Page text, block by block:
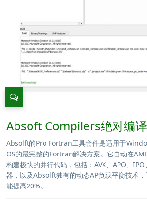
Absoft Compilers绝对编
Absolft的Pro Fortran工具套件是适用于
OS的最完整的Fortran解决方案。它自动在
构建极快的并行代码，包括：AVX、APO、
器，以及Absolft独有的动态AP负载平衡技术
能提高20%。